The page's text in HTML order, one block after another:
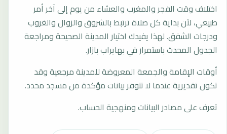
اختلاف وقت الفجر والمغرب والعشاء من يوم إلى آخر أمر
طبيعي، لأن بداية كل صلاة ترتبط بالشروق والزوال والغروب
ودرجات الشفق. لهذا يفيدك اختيار المدينة الصحيحة ومراجعة
الجدول المحدث باستمرار في بهايراب بازار.
أوقات الإقامة والجمعة المعروضة للمدينة مرجعية وقد
تكون تقديرية عندما لا تتوفر بيانات مؤكدة من مسجد محدد.
تعرف على مصادر البيانات ومنهجية الحساب.